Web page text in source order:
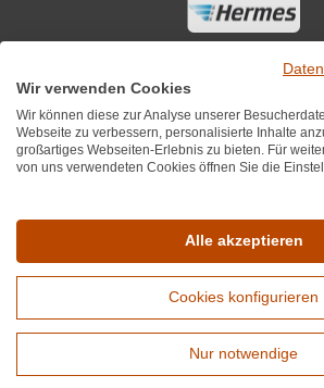
*Alle Preise inkl. MwST zzgl. 5,90€
Versandkostenfrei ab
Copyright © 2010 - 2026
Erweiterte Suche
Wir verwenden Cookies
Wir können diese zur Analyse unserer
Webseite zu verbessern, personalisierte Inhalte
großartiges Webseiten-Erlebnis zu bieten. Für
von uns verwendeten Cookies öffnen Sie die
Alle akzeptieren
Cookies konfigurieren
Nur notwendige